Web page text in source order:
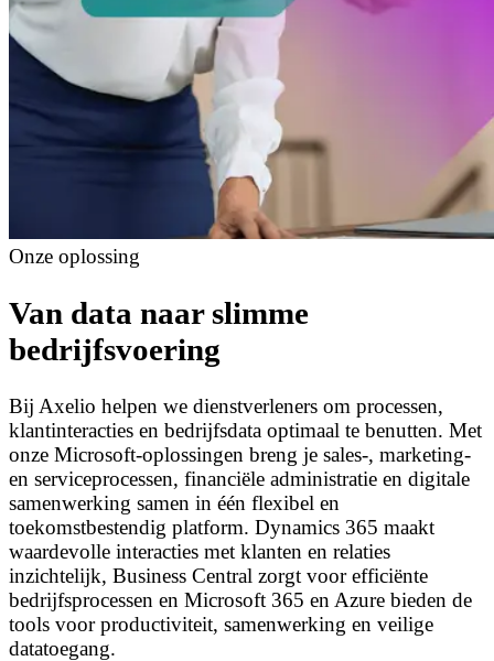
Onze oplossing
Van data naar slimme
bedrijfsvoering
Bij Axelio helpen we dienstverleners om processen,
klantinteracties en bedrijfsdata optimaal te benutten. Met
onze Microsoft-oplossingen breng je sales-, marketing-
en serviceprocessen, financiële administratie en digitale
samenwerking samen in één flexibel en
toekomstbestendig platform. Dynamics 365 maakt
waardevolle interacties met klanten en relaties
inzichtelijk, Business Central zorgt voor efficiënte
bedrijfsprocessen en Microsoft 365 en Azure bieden de
tools voor productiviteit, samenwerking en veilige
datatoegang.